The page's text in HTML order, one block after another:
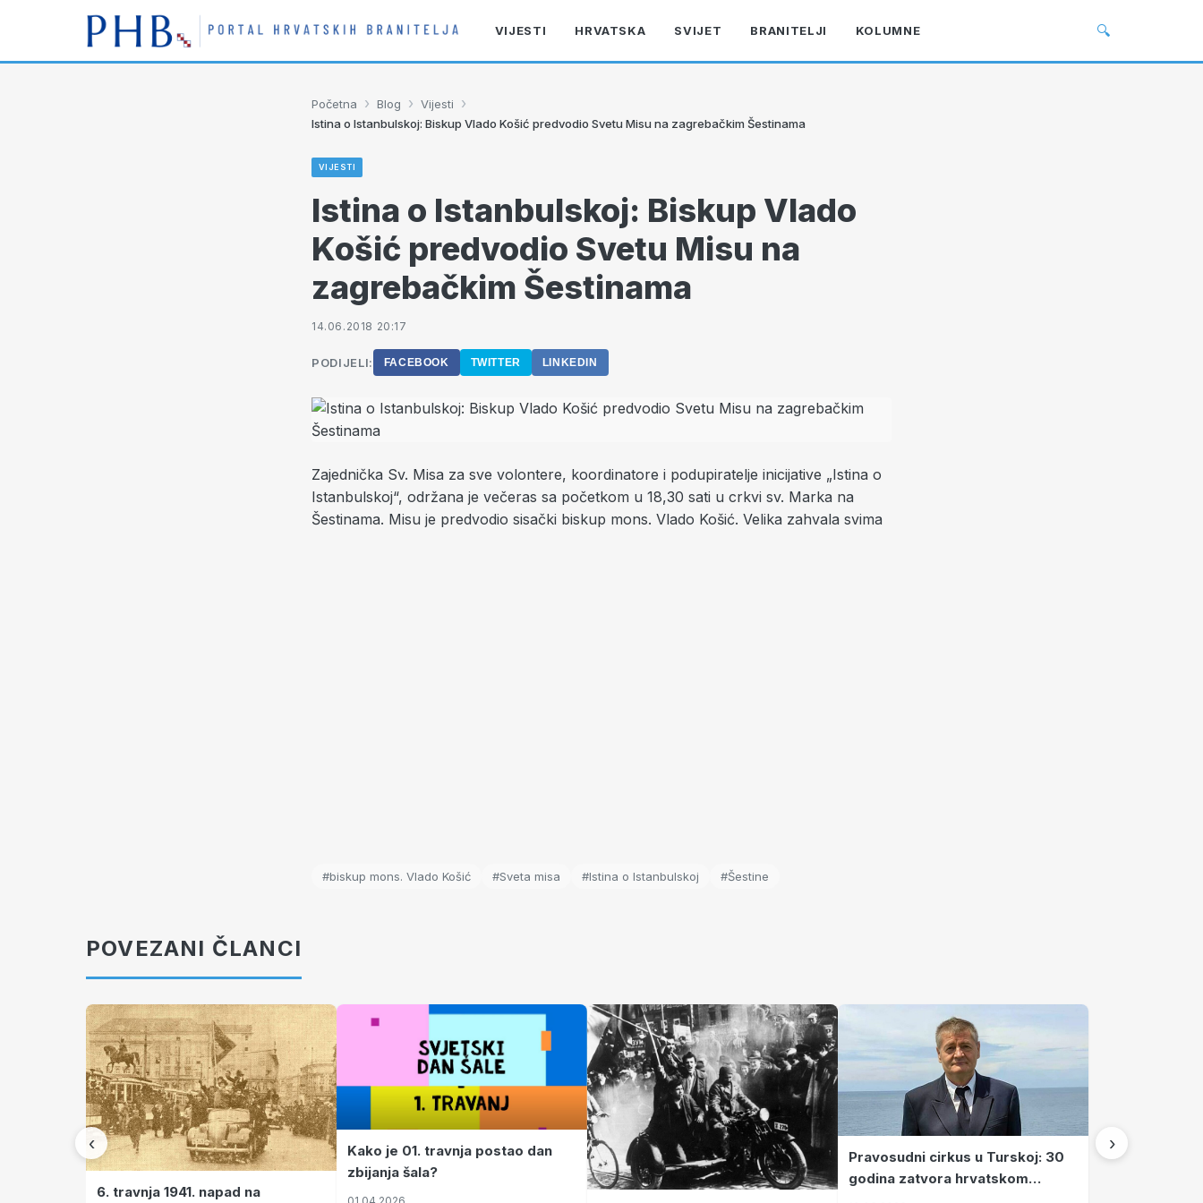
VIJESTI HRVATSKA SVIJET BRANITELJI KOLUMNE 🔍
Početna › Blog › Vijesti ›
Istina o Istanbulskoj: Biskup Vlado Košić predvodio Svetu Misu na zagrebačkim Šestinama
VIJESTI
Istina o Istanbulskoj: Biskup Vlado
Košić predvodio Svetu Misu na
zagrebačkim Šestinama
14.06.2018 20:17
PODIJELI: FACEBOOK TWITTER LINKEDIN
Zajednička Sv. Misa za sve volontere, koordinatore i podupiratelje inicijative „Istina o
Istanbulskoj“, održana je večeras sa početkom u 18,30 sati u crkvi sv. Marka na
Šestinama. Misu je predvodio sisački biskup mons. Vlado Košić. Velika zahvala svima
#biskup mons. Vlado Košić #Sveta misa #Istina o Istanbulskoj #Šestine
POVEZANI ČLANCI
‹
6. travnja 1941. napad na
Kako je 01. travnja postao dan
zbijanja šala?
Pravosudni cirkus u Turskoj: 30
godina zatvora hrvatskom
›